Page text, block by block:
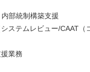
部統制構築支援
ステムレビュー/CAAT（
業務